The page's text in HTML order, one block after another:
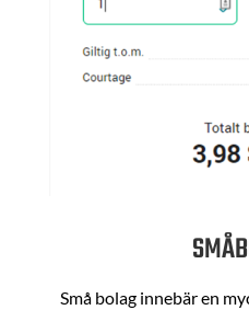
Små bolag innebär en